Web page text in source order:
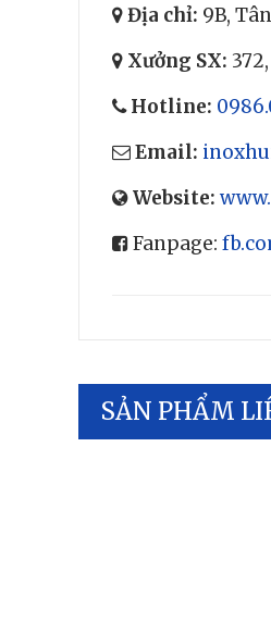
Địa chỉ: 9B,
Xưởng SX:
Hotline:
Email:
Website:
Fanpage:
SẢN PHẨM